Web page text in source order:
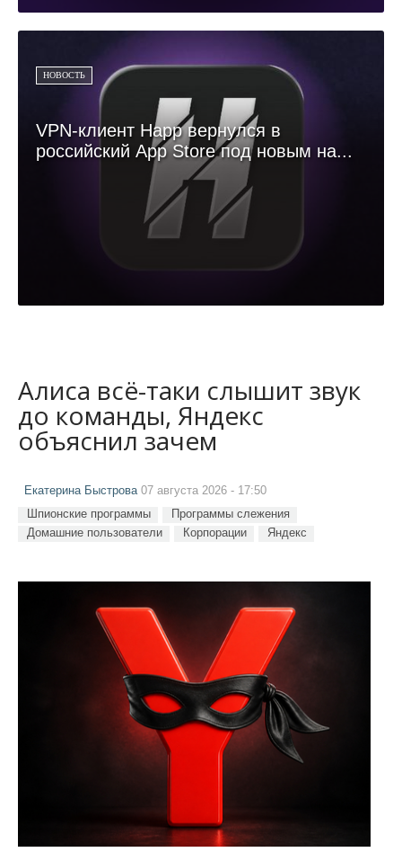
НОВОСТЬ
VPN-клиент Happ вернулся в
российский App Store под новым на...
Алиса всё-таки слышит звук
до команды, Яндекс
объяснил зачем
Екатерина Быстрова07 августа 2026 - 17:50
Шпионские программы
Программы слежения
Домашние пользователи
Корпорации Яндекс